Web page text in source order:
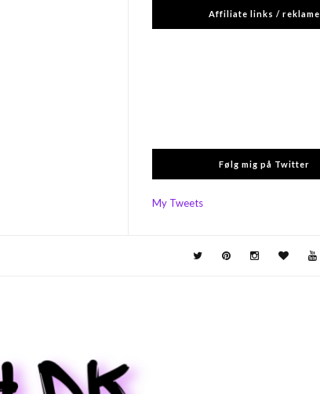
Affiliate links / reklame
Følg mig på Twitter
My Tweets